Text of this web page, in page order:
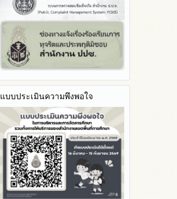
รายงานผลปี 2564
คู่มือหรือแนวทางการปฏิบัติงาน
ของเจ้าหน้าที่
คู่มือหรือแนวทางการขอรับ
บริการสำหรับผู้รับบริการหรือผู้มา
ระบบการให้บริการผ่านช่อง
ทางออนไลน์ (E-Service)
My Office
My School
SL-WEB
BRSS
ACC Tak2
ข้อมูลสถิติการให้บริการ
แผนบริหารจัดการความเสี่ยงการ
ทุจริตของสำนักงานเขตพื้นที่การ
ศึกษา ประจำงบประมาณ
2564
รายงานผลการดำเนินการ
ป้องกันการทุจริตประจำปี
2568
2567
2566
2565
2564
2563
รายงานการกำกับติดตาม
มาตรการส่งเสริมคุณธรรมและ
ความโปร่งใสภายใน สพท.
การนำผลการประเมิน ITA ไปสู่
การพัฒนาองค์กร
มาตรการป้องกันการรับสินบน
มาตรการป้องกันการขัดกัน
ระหว่างผลประโยชน์ส่วนตนกับ
ส่วนรวม
มาตรการตรวจสอบการใช้ดุลพินิจ
มาตราการให้ผู้มีส่วนได้ส่วนเสียมี
ส่วนร่วม
Youtube เรื่องเล่าข่าวตาก 2
แบบประเมินความพึงพอใจ